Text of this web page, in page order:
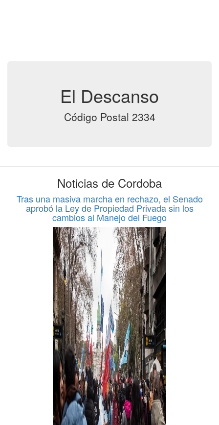
El Descanso
Código Postal 2334
Noticias de Cordoba
Tras una masiva marcha en rechazo, el Senado
aprobó la Ley de Propiedad Privada sin los
cambios al Manejo del Fuego